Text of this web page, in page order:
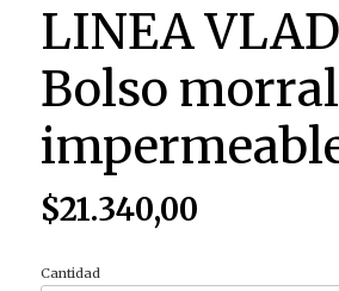
LINEA
Bolso morral
$21.340,00
Cantidad